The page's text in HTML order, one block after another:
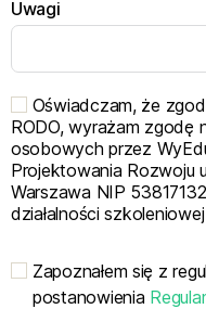
Uwagi
Oświadczam, że
RODO, wyrażam zgodę
osobowych przez
Projektowania Rozwoju
Warszawa NIP
działalności szkoleniowej
Zapoznałem się z
postanowienia